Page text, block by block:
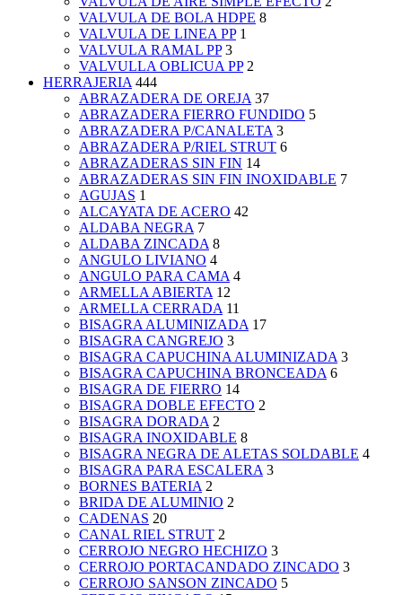
VALVULA DE BOLA HDPE 8
VALVULA DE LINEA PP 1
VALVULA RAMAL PP 3
VALVULLA OBLICUA PP 2
HERRAJERIA 444
ABRAZADERA DE OREJA 37
ABRAZADERA FIERRO FUNDIDO 5
ABRAZADERA P/CANALETA 3
ABRAZADERA P/RIEL STRUT 6
ABRAZADERAS SIN FIN 14
ABRAZADERAS SIN FIN INOXIDABLE 7
AGUJAS 1
ALCAYATA DE ACERO 42
ALDABA NEGRA 7
ALDABA ZINCADA 8
ANGULO LIVIANO 4
ANGULO PARA CAMA 4
ARMELLA ABIERTA 12
ARMELLA CERRADA 11
BISAGRA ALUMINIZADA 17
BISAGRA CANGREJO 3
BISAGRA CAPUCHINA ALUMINIZADA 3
BISAGRA CAPUCHINA BRONCEADA 6
BISAGRA DE FIERRO 14
BISAGRA DOBLE EFECTO 2
BISAGRA DORADA 2
BISAGRA INOXIDABLE 8
BISAGRA NEGRA DE ALETAS SOLDABLE 4
BISAGRA PARA ESCALERA 3
BORNES BATERIA 2
BRIDA DE ALUMINIO 2
CADENAS 20
CANAL RIEL STRUT 2
CERROJO NEGRO HECHIZO 3
CERROJO PORTACANDADO ZINCADO 3
CERROJO SANSON ZINCADO 5